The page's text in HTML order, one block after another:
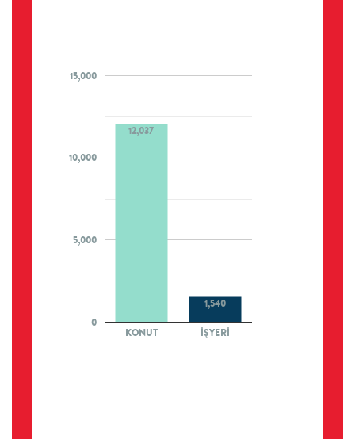
KONUT İŞYERİ
0
5,000
10,000
15,000
12,037
1,540